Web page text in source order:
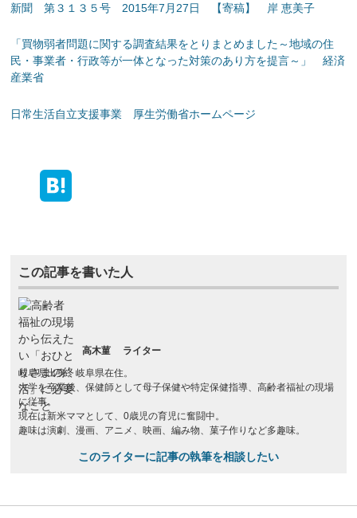
新聞 第３１３５号 2015年7月27日 【寄稿】 岸 恵美子
「買物弱者問題に関する調査結果をとりまとめました～地域の住
民・事業者・行政等が一体となった対策のあり方を提言～」 経済
産業省
日常生活自立支援事業 厚生労働省ホームページ
この記事を書いた人
高木菫
ライター
岐阜県出身、岐阜県在住。
大学を卒業後、保健師として母子保健や特定保健指導、高齢者福祉の現場
に従事。
現在は新米ママとして、0歳児の育児に奮闘中。
趣味は演劇、漫画、アニメ、映画、編み物、菓子作りなど多趣味。
このライターに記事の執筆を相談したい